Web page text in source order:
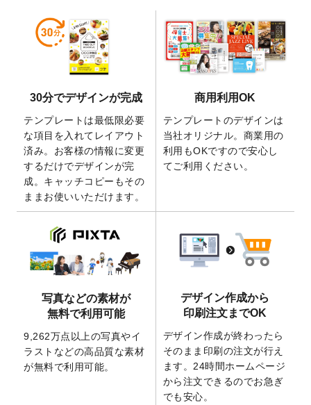
暑中見舞いのデザインテンプレート
しました。
2026/5/28
【新商品】マグネットステッカーが作成で
きるようになりました！
の全4ステップを解説！」を公開いたしまし
た。
2026/4/23
コラム「 画像の配置・差し替え・トリミン
グ」「テンプレート間でパーツを流用する
方法」を公開いたしました。
2026/4/21
アクリルキーホルダーのデザインテンプレ
ート を追加いたしました。
りました！
2025/12/22
【新商品】アクリルキーホルダーが作成で
きるようになりました！
2025/12/22
2026年版4月始まりのカレンダーデザイン
テンプレート
を公開いたしました。
開いたしました。
2025/9/30
【新商品】クリアファイルバッグ が作成で
きるようになりました！
2026年午年の年賀状デザインテンプレート
30分でデザインが完成
テンプレートは最低限必要
な項目を入れてレイアウト
済み。お客様の情報に変更
するだけでデザインが完
成。キャッチコピーもその
ままお使いいただけます。
商用利用OK
テンプレートのデザインは
当社オリジナル。商業用の
利用もOKですので安心し
てご利用ください。
写真などの素材が
無料で利用可能
9,262万点以上の写真やイ
ラストなどの高品質な素材
が無料で利用可能。
デザイン作成から
印刷注文までOK
デザイン作成が終わったら
そのまま印刷の注文が行え
ます。24時間ホームページ
から注文できるのでお急ぎ
でも安心。